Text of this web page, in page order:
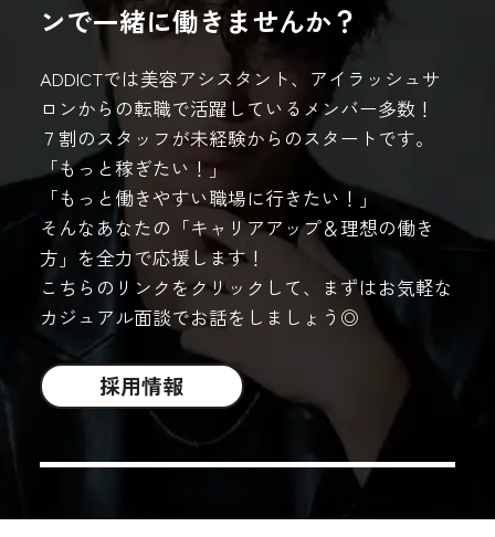
ンで一緒に働きませんか？
ADDICTでは美容アシスタント、アイラッシュサ
ロンからの転職で活躍しているメンバー多数！
７割のスタッフが未経験からのスタートです。
「もっと稼ぎたい！」
「もっと働きやすい職場に行きたい！」
そんなあなたの「キャリアアップ＆理想の働き
方」を全力で応援します！
こちらのリンクをクリックして、まずはお気軽な
カジュアル面談でお話をしましょう◎
採用情報